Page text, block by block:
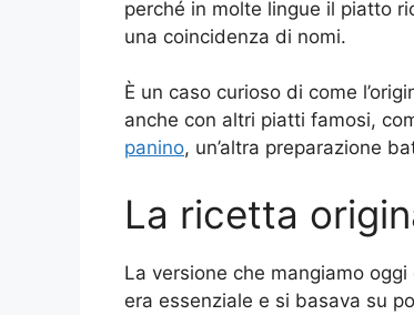
perché in molte lingue il piatto
una coincidenza di nomi.
È un caso curioso di come
anche con altri piatti famosi,
panino, un’altra preparazione
La ricetta
La versione che mangiamo
era essenziale e si basava su